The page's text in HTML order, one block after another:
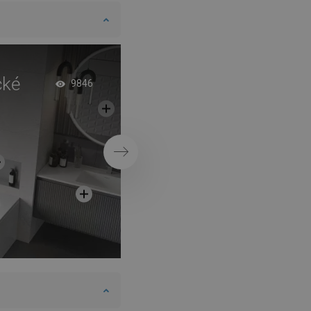
9846
Ďalej